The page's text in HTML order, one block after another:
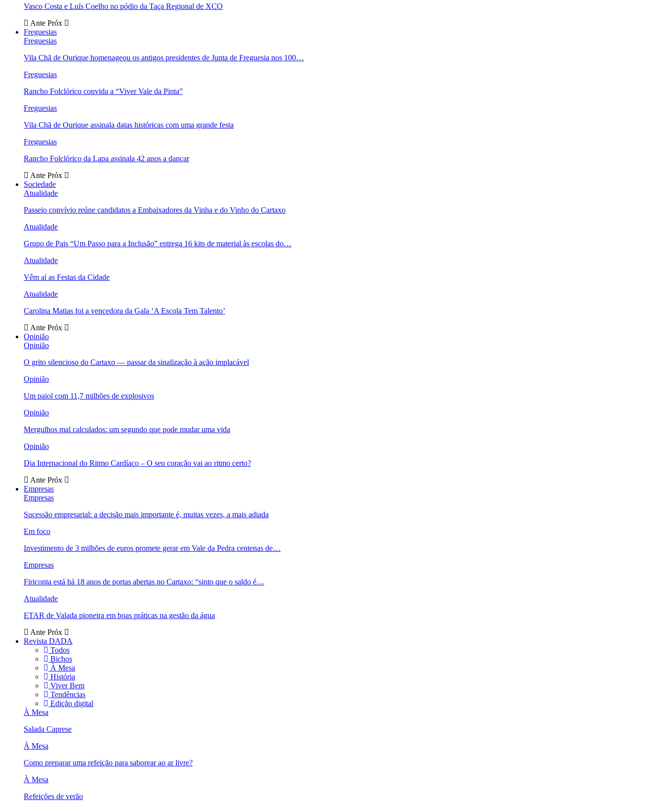
Vasco Costa e Luís Coelho no pódio da Taça Regional de XCO
Ante Próx
Freguesias
Freguesias
Vila Chã de Ourique homenageou os antigos presidentes de Junta de Freguesia nos 100…
Freguesias
Rancho Folclórico convida a “Viver Vale da Pinta”
Freguesias
Vila Chã de Ourique assinala datas históricas com uma grande festa
Freguesias
Rancho Folclórico da Lapa assinala 42 anos a dançar
Ante Próx
Sociedade
Atualidade
Passeio convívio reúne candidatos a Embaixadores da Vinha e do Vinho do Cartaxo
Atualidade
Grupo de Pais “Um Passo para a Inclusão” entrega 16 kits de material às escolas do…
Atualidade
Vêm aí as Festas da Cidade
Atualidade
Carolina Matias foi a vencedora da Gala ‘A Escola Tem Talento’
Ante Próx
Opinião
Opinião
O grito silencioso do Cartaxo — passar da sinalização à ação implacável
Opinião
Um paiol com 11,7 milhões de explosivos
Opinião
Mergulhos mal calculados: um segundo que pode mudar uma vida
Opinião
Dia Internacional do Ritmo Cardíaco – O seu coração vai ao ritmo certo?
Ante Próx
Empresas
Empresas
Sucessão empresarial: a decisão mais importante é, muitas vezes, a mais adiada
Em foco
Investimento de 3 milhões de euros promete gerar em Vale da Pedra centenas de…
Empresas
Firiconta está há 18 anos de portas abertas no Cartaxo: “sinto que o saldo é…
Atualidade
ETAR de Valada pioneira em boas práticas na gestão da água
Ante Próx
Revista DADA
Todos
Bichos
À Mesa
História
Viver Bem
Tendências
Edição digital
À Mesa
Salada Caprese
À Mesa
Como preparar uma refeição para saborear ao ar livre?
À Mesa
Refeições de verão